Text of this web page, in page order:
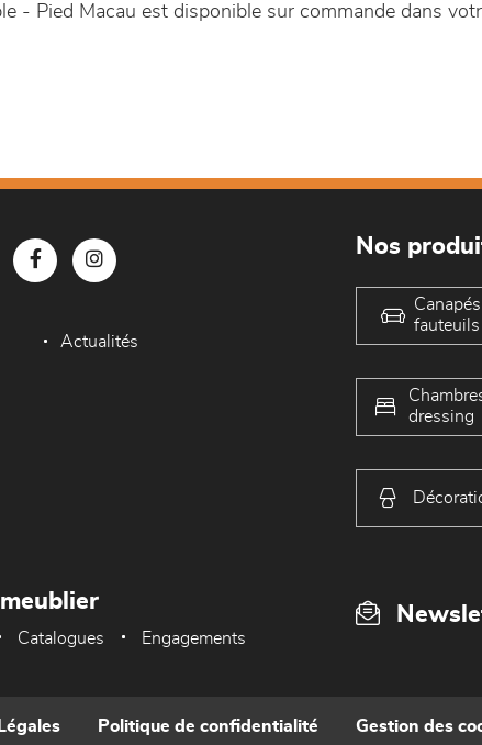
- Pied Macau est disponible sur commande dans
Actualités
Nos
fauteuils
dressing
Catalogues Engagements
Politique de confidentialité Gestion des